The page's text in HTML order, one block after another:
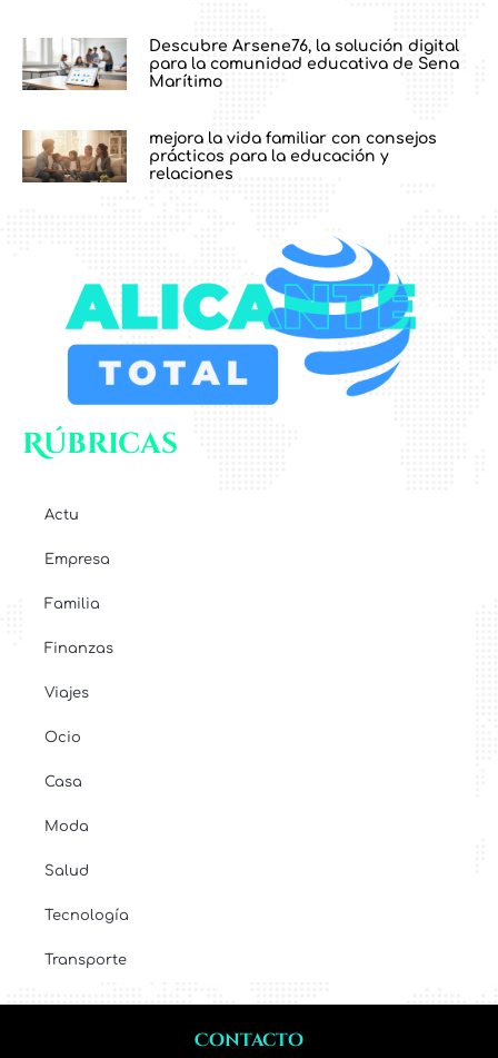
Descubre Arsene76, la solución digital
para la comunidad educativa de Sena
Marítimo
mejora la vida familiar con consejos
prácticos para la educación y
relaciones
Rúbricas
Actu
Empresa
Familia
Finanzas
Viajes
Ocio
Casa
Moda
Salud
Tecnología
Transporte
Contacto